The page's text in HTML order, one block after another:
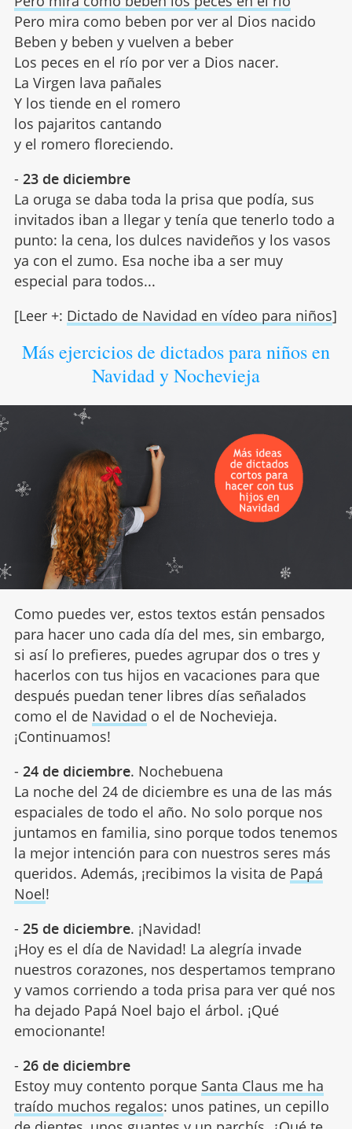
Pero mira como beben por ver al Dios nacido
Beben y beben y vuelven a beber
Los peces en el río por ver a Dios nacer.
La Virgen lava pañales
Y los tiende en el romero
los pajaritos cantando
y el romero floreciendo.
- 23 de diciembre
La oruga se daba toda la prisa que podía, sus
invitados iban a llegar y tenía que tenerlo todo a
punto: la cena, los dulces navideños y los vasos
ya con el zumo. Esa noche iba a ser muy
especial para todos...
[Leer +: Dictado de Navidad en vídeo para niños]
Más ejercicios de dictados para niños en
Navidad y Nochevieja
Como puedes ver, estos textos están pensados
para hacer uno cada día del mes, sin embargo,
si así lo prefieres, puedes agrupar dos o tres y
hacerlos con tus hijos en vacaciones para que
después puedan tener libres días señalados
como el de Navidad o el de Nochevieja.
¡Continuamos!
- 24 de diciembre. Nochebuena
La noche del 24 de diciembre es una de las más
espaciales de todo el año. No solo porque nos
juntamos en familia, sino porque todos tenemos
la mejor intención para con nuestros seres más
queridos. Además, ¡recibimos la visita de Papá
Noel!
- 25 de diciembre. ¡Navidad!
¡Hoy es el día de Navidad! La alegría invade
nuestros corazones, nos despertamos temprano
y vamos corriendo a toda prisa para ver qué nos
ha dejado Papá Noel bajo el árbol. ¡Qué
emocionante!
- 26 de diciembre
Estoy muy contento porque Santa Claus me ha
traído muchos regalos: unos patines, un cepillo